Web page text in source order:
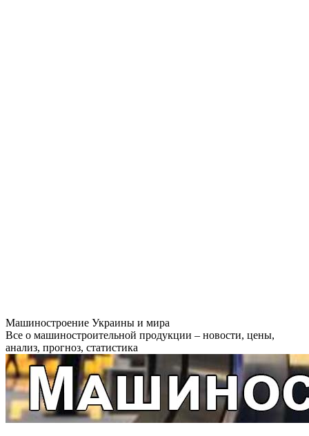
Перейти
к
содержанию
Машиностроение Украины и мира
Все о машиностроительной продукции – новости, цены,
анализ, прогноз, статистика